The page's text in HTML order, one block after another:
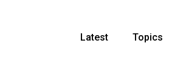
Latest Topics